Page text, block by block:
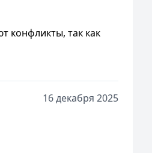
конфликты, так как
16 декабря 2025